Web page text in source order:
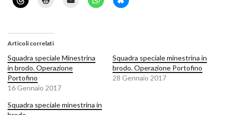
Articoli correlati
Squadra speciale Minestrina
in brodo. Operazione
Portofino
16 Gennaio 2017
Squadra speciale minestrina in
brodo. Operazione Portofino
28 Gennaio 2017
Squadra speciale minestrina in